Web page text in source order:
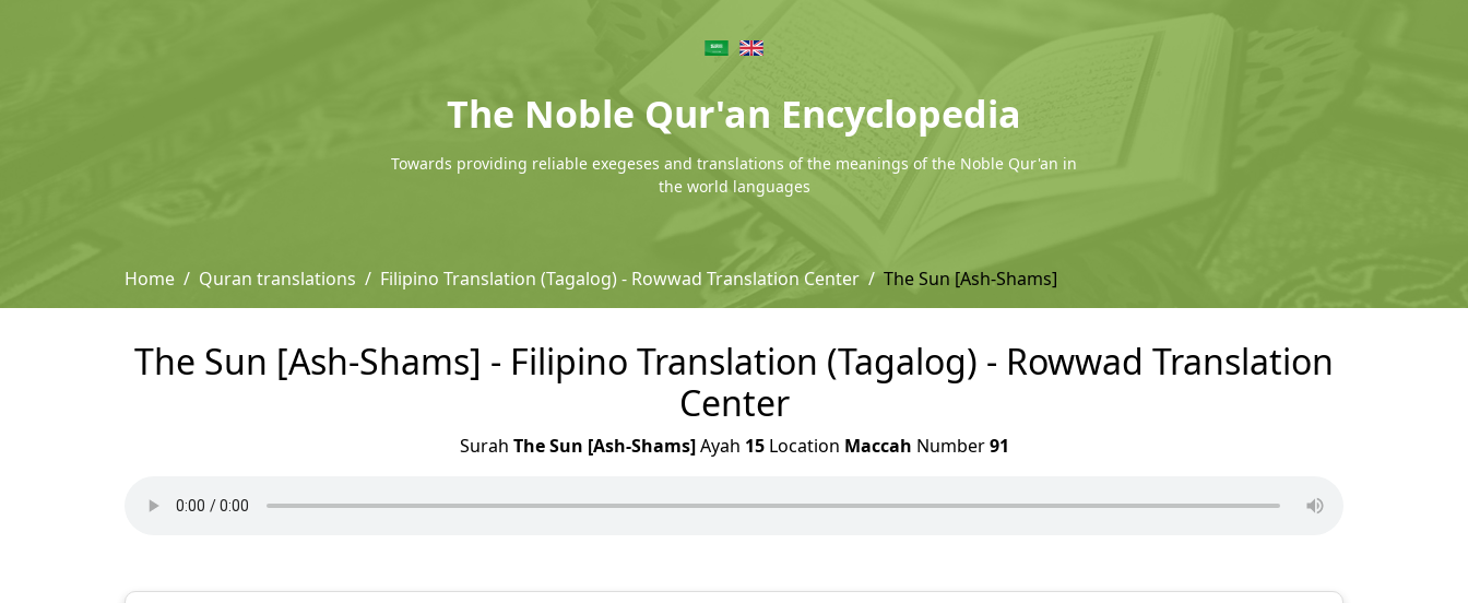
The Noble Qur'an Encyclopedia
Towards providing reliable exegeses and translations of the meanings of the Noble Qur'an in
the world languages
Home Quran translations Filipino Translation (Tagalog) - Rowwad Translation Center The Sun [Ash-Shams]
The Sun [Ash-Shams] - Filipino Translation (Tagalog) - Rowwad Translation
Center
Surah The Sun [Ash-Shams]Ayah 15Location Maccah Number91